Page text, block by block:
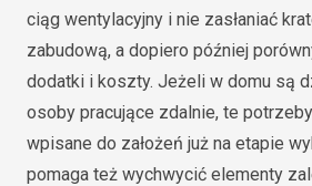
ciąg wentylacyjny i nie zasłaniać
zabudową, a dopiero później
dodatki i koszty. Jeżeli w domu są
osoby pracujące zdalnie, te
wpisane do założeń już na etapie
pomaga też wychwycić elementy